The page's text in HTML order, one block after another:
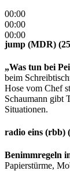
00:00
00:00
00:00
jump (MDR)
„Was tun bei
beim
Hose vom Chef
Schaumann gibt
Situationen.
radio eins (rbb)
Benimmregeln
Papierstürme,